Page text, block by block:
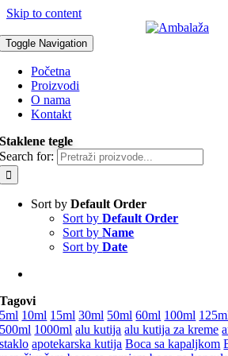
Skip to content
Toggle Navigation
Početna
Proizvodi
O nama
Kontakt
Staklene tegle
Search for:
Sort byDefault Order
Sort byDefault Order
Sort byName
Sort byDate
Tagovi
5ml 10ml 15ml 30ml 50ml 60ml 100ml
500ml 1000ml alu kutija alu kutija za kreme
staklo apotekarska kutija Boca sa kapaljkom